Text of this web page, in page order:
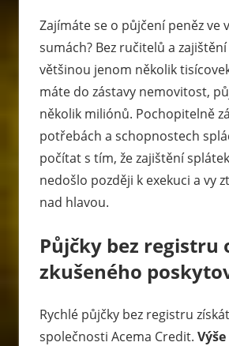
Zajímáte se o půjčení peněz ve
sumách? Bez ručitelů a
většinou jenom několik
máte do zástavy nemovitost,
několik miliónů. Pochopitelně
potřebách a schopnostech
počítat s tím, že zajištění
nedošlo později k exekuci a vy
nad hlavou.
Půjčky bez registru
zkušeného
Rychlé půjčky bez registru
společnosti Acema Credit.